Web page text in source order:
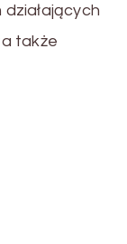
także